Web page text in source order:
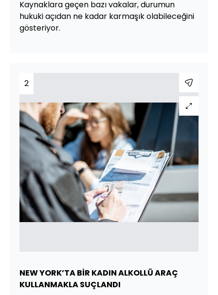
Kaynaklara geçen bazı vakalar, durumun
hukuki açıdan ne kadar karmaşık olabileceğini
gösteriyor.
2
NEW YORK’TA BİR KADIN ALKOLLÜ ARAÇ
KULLANMAKLA SUÇLANDI